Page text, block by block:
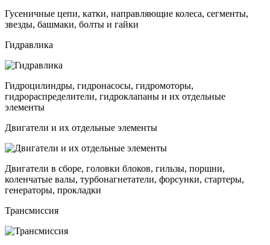
Гусеничные цепи, катки, направляющие колеса, сегменты,
звезды, башмаки, болты и гайки
Гидравлика
Гидроцилиндры, гидронасосы, гидромоторы,
гидрораспределители, гидроклапаны и их отдельные
элементы
Двигатели и их отдельные элементы
Двигатели в сборе, головки блоков, гильзы, поршни,
коленчатые валы, турбонагнетатели, форсунки, стартеры,
генераторы, прокладки
Трансмиссия